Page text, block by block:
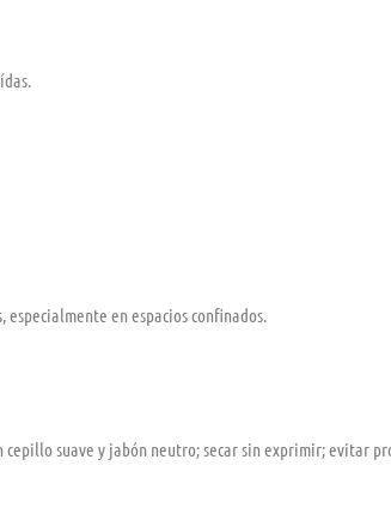
en espacios confinados.
cepillo suave y jabón neutro; secar sin exprimir; evitar